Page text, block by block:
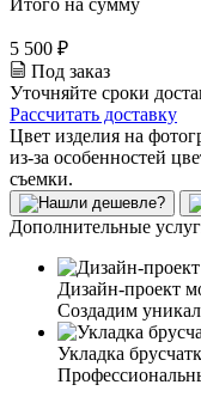
5 500 ₽
Под заказ
Уточняйте сроки
Рассчитать доставку
Цвет изделия на
из-за особенностей
съемки.
Дополнительные
Дизайн-проект
Создадим
Укладка